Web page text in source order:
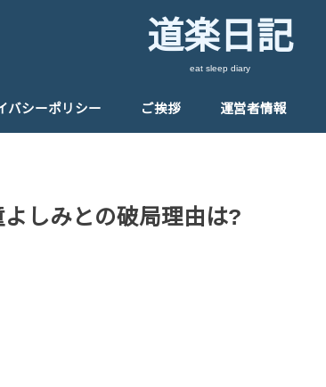
道楽日記
eat sleep diary
バシーポリシー ご挨拶 運営者情報
しみとの破局理由は?